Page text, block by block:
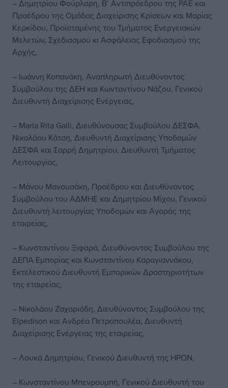
– Δημητρίου Φούρλαρη, Β’ Αντιπρόεδρου της ΡΑΕ και
Προέδρου της Ομάδας Διαχείρισης Κρίσεων και Μαρίας
Κερκίδου, Προϊσταμένης του Τμήματος Ενεργειακών
Μελετών, Σχεδιασμού κι Ασφάλειας Εφοδιασμού της
Αρχής,
– Ιωάννη Κοπανάκη, Αναπληρωτή Διευθύνοντος
Συμβούλου της ΔΕΗ και Κωνταντίνου Νάζου, Γενικού
Διευθυντή Διαχείρισης Ενέργειας,
– Maria Rita Galli, Διευθύνουσας Συμβούλου ΔΕΣΦΑ,
Νικολάου Κάτση, Διευθυντή Διαχείρισης Υποδομών
ΔΕΣΦΑ και Σαρρή Δημητρίου, Διευθυντή Τμήματος
Λειτουργίας,
– Μάνου Μανουσάκη, Προέδρου και Διευθύνοντος
Συμβούλου του ΑΔΜΗΕ και Δημητρίου Μίχου, Γενικού
Διευθυντή λειτουργίας Υποδομών και Αγοράς της
εταιρείας,
– Κωνσταντίνου Ξιφαρά, Διευθύνοντος Συμβούλου της
ΔΕΠΑ Εμπορίας και Κωνσταντίνου Καραγιαννάκου,
Εκτελεστικού Διευθυντή Εμπορικών Δραστηριοτήτων
της εταιρείας,
– Νικολάου Ζαχαριάδη, Διευθύνοντος Συμβούλου της
Elpedison και Ανδρέα Πετρoπουλέα, Διευθυντή
Διαχείρισης Ενέργειας της εταιρείας,
– Λουκά Δημητρίου, Γενικού Διευθυντή της ΗΡΩΝ,
– Κωνσταντίνου Μπενρουμπή, Γενικού Διευθυντή του